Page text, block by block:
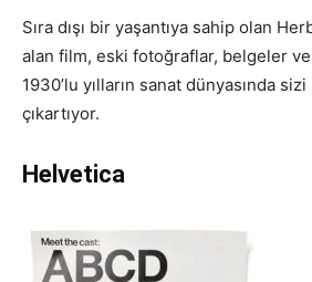
Sıra dışı bir yaşantıya sahip olan
alan film, eski fotoğraflar, belgeler
1930’lu yılların sanat dünyasında
çıkartıyor.
Helvetica